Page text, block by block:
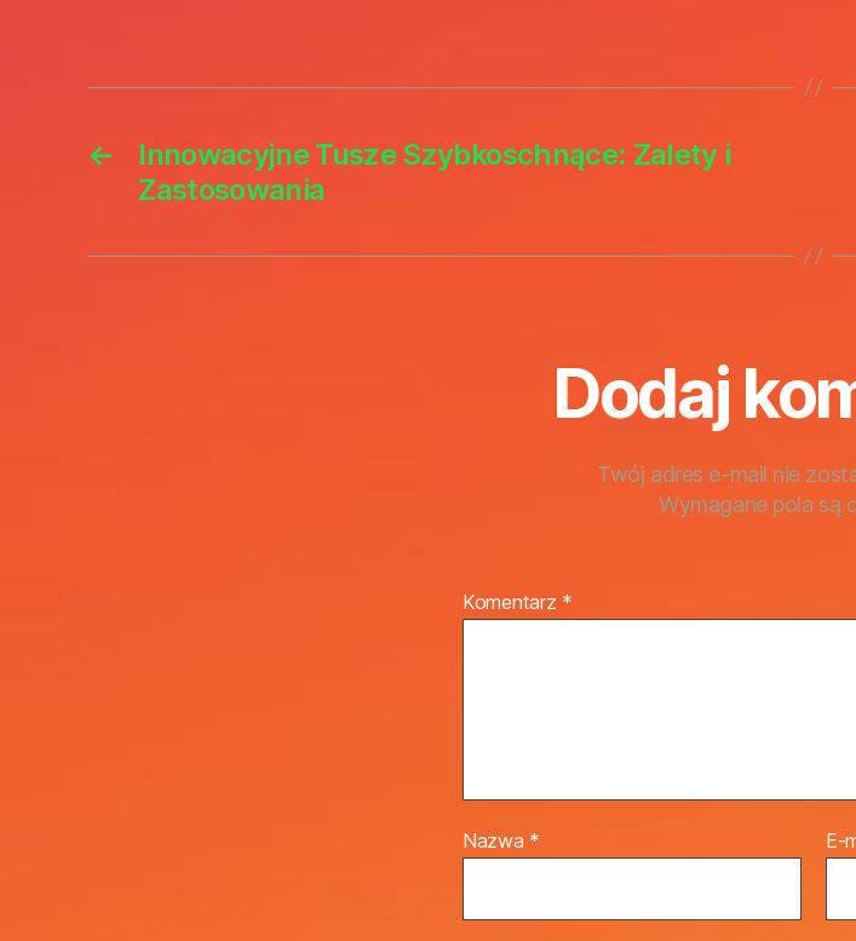
←
Innowacyjne Tusze Szybkoschnące: Zalety i
Zastosowania
Dodaj
Twój adres e-mail nie
Wymagane pola są
Komentarz *
Nazwa * E-